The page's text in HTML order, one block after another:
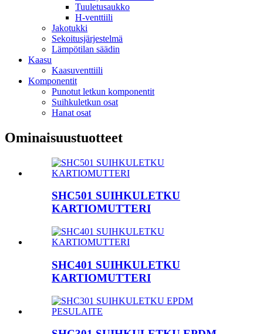
Tuuletusaukko
H-venttiili
Jakotukki
Sekoitusjärjestelmä
Lämpötilan säädin
Kaasu
Kaasuventtiili
Komponentit
Punotut letkun komponentit
Suihkuletkun osat
Hanat osat
Ominaisuustuotteet
SHC501 SUIHKULETKU
KARTIOMUTTERI
SHC401 SUIHKULETKU
KARTIOMUTTERI